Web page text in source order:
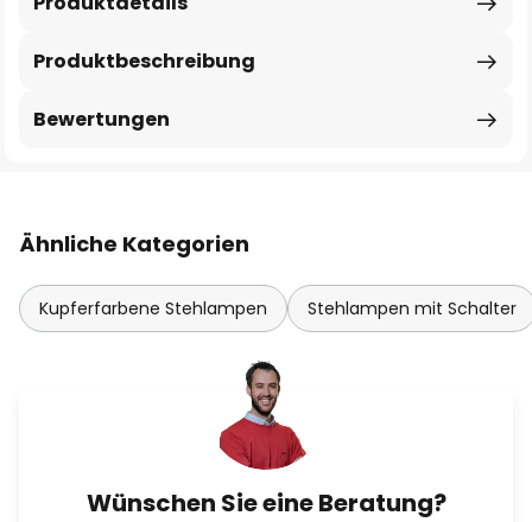
Produktbeschreibung
Bewertungen
Ähnliche Kategorien
Kupferfarbene Stehlampen Stehlampen mit Schalter
Wünschen Sie eine Beratung?